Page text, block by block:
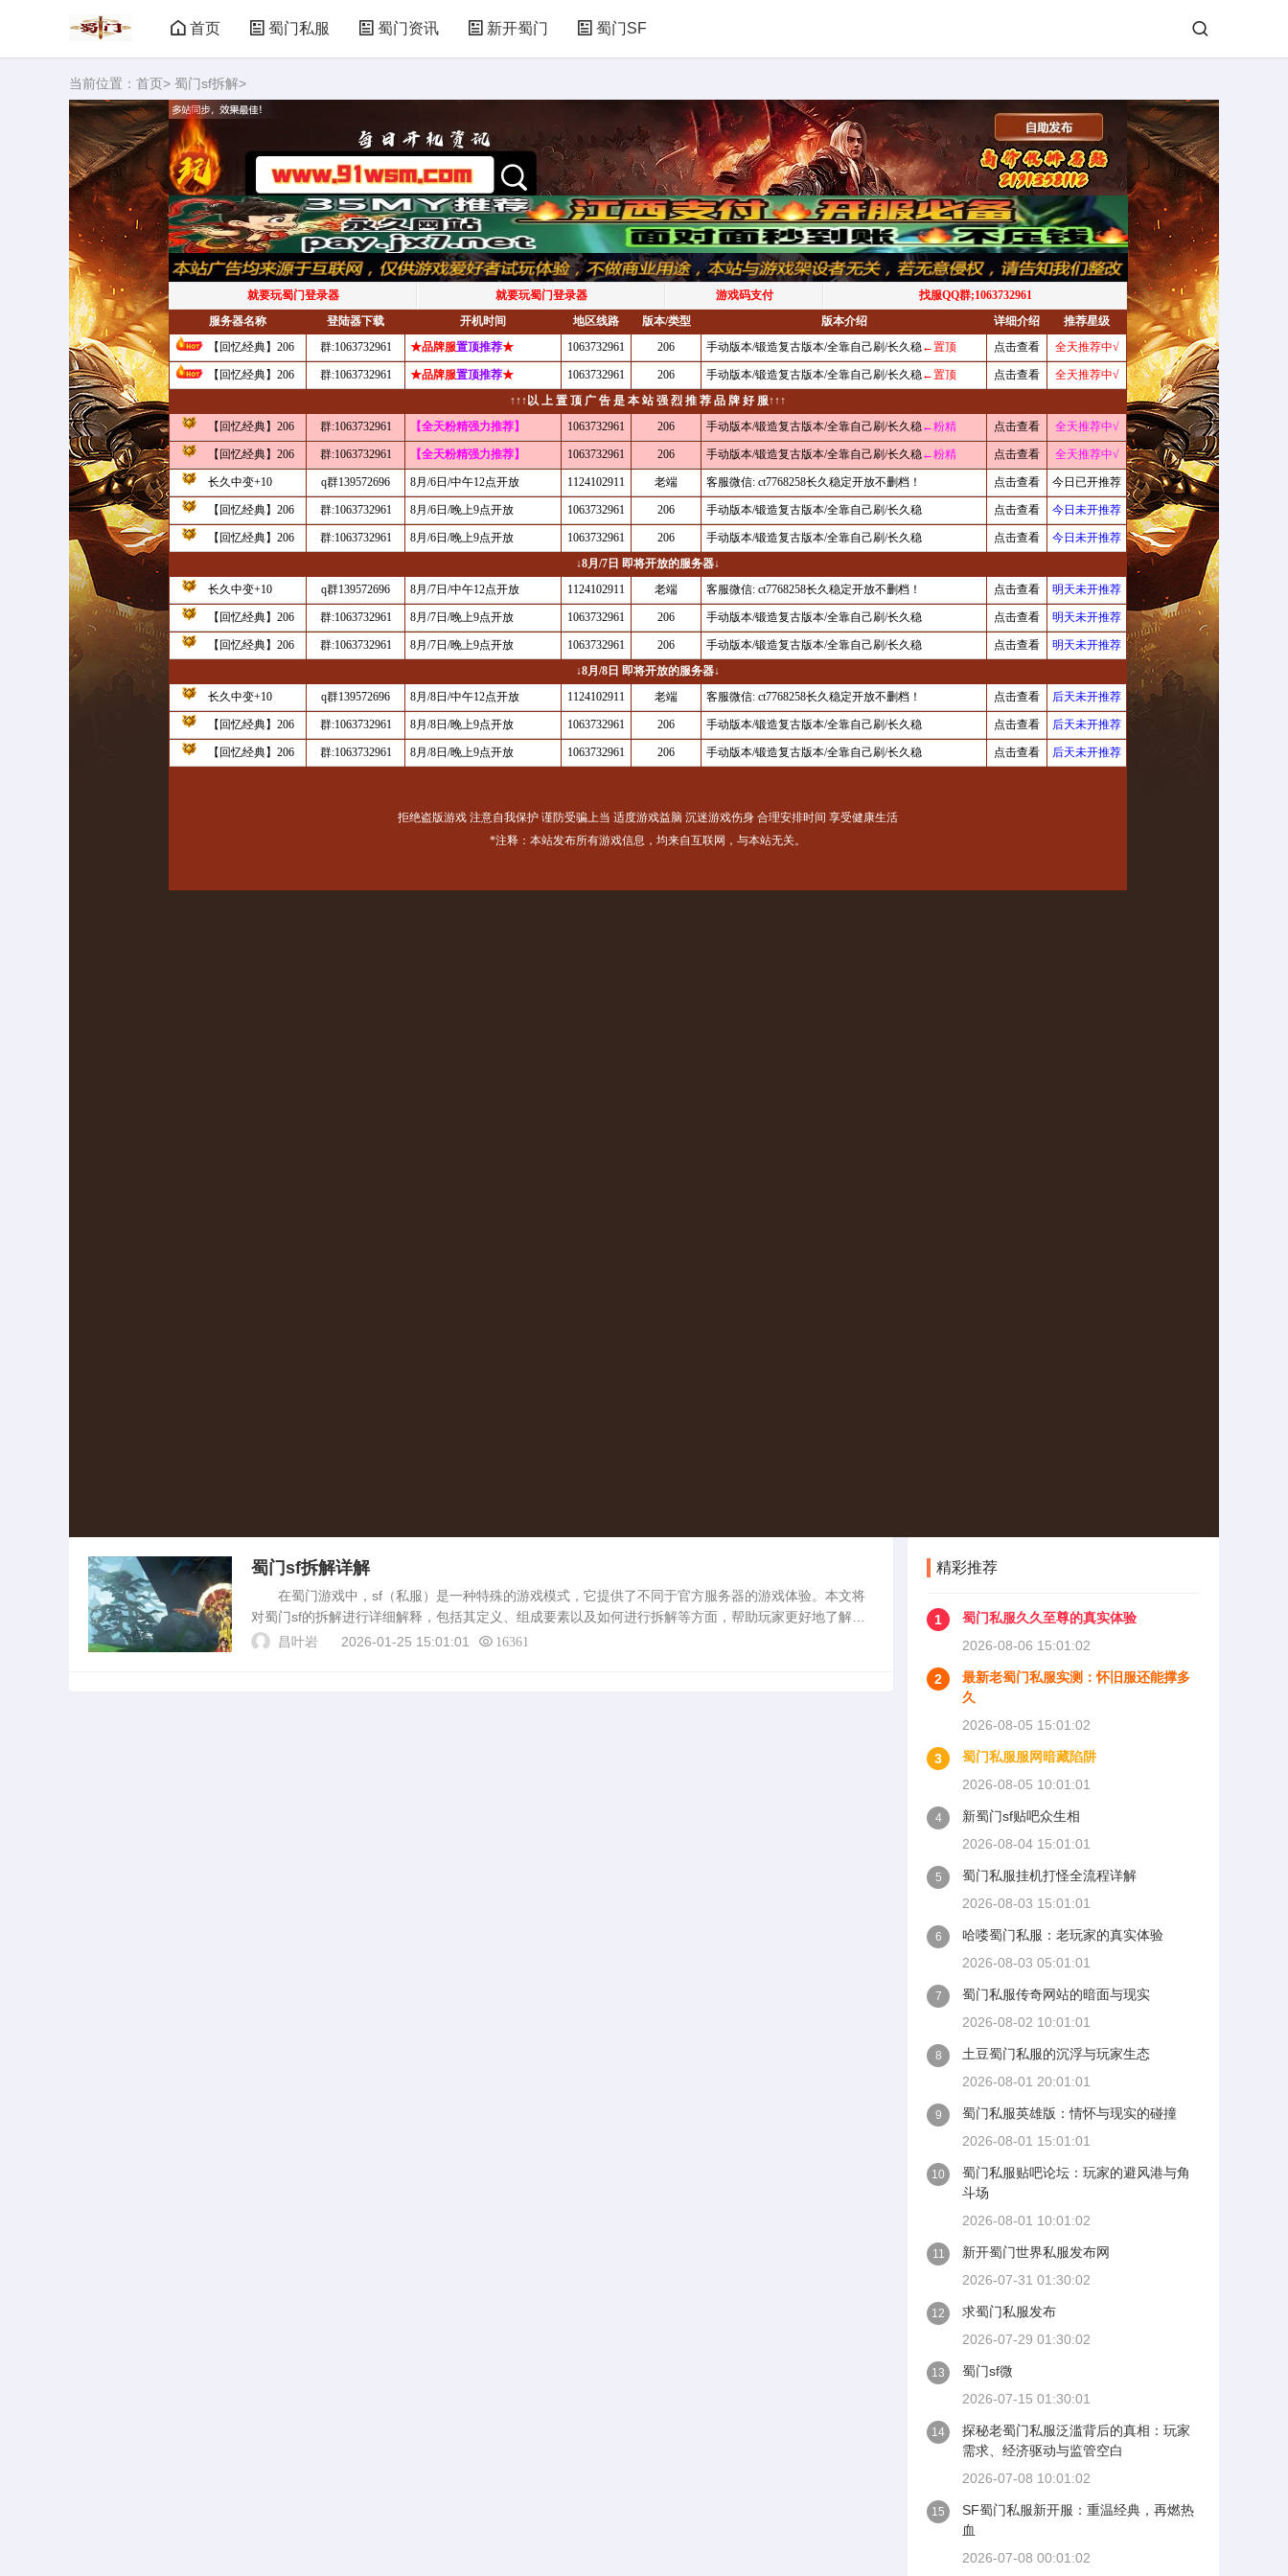
首页 蜀门私服 蜀门资讯 新开蜀门 蜀门SF
当前位置： 首页> 蜀门sf拆解>
蜀门sf拆解详解
在蜀门游戏中，sf（私服）是一种特殊的游戏模式，它提供了不同于官方服务器的游戏体验。本文将
对蜀门sf的拆解进行详细解释，包括其定义、组成要素以及如何进行拆解等方面，帮助玩家更好地了解蜀
门sf的运作机制。蜀门sf的定义蜀门sf，即蜀门私服，是指独立于官方服务器之外的蜀门游戏服务器。这些
昌叶岩 2026-01-25 15:01:01 16361
精彩推荐
1
蜀门私服久久至尊的真实体验
2026-08-06 15:01:02
2
最新老蜀门私服实测：怀旧服还能撑多
久
2026-08-05 15:01:02
3
蜀门私服服网暗藏陷阱
2026-08-05 10:01:01
4
新蜀门sf贴吧众生相
2026-08-04 15:01:01
5
蜀门私服挂机打怪全流程详解
2026-08-03 15:01:01
6
哈喽蜀门私服：老玩家的真实体验
2026-08-03 05:01:01
7
蜀门私服传奇网站的暗面与现实
2026-08-02 10:01:01
8
土豆蜀门私服的沉浮与玩家生态
2026-08-01 20:01:01
9
蜀门私服英雄版：情怀与现实的碰撞
2026-08-01 15:01:01
10
蜀门私服贴吧论坛：玩家的避风港与角
斗场
2026-08-01 10:01:02
11
新开蜀门世界私服发布网
2026-07-31 01:30:02
12
求蜀门私服发布
2026-07-29 01:30:02
13
蜀门sf微
2026-07-15 01:30:01
14
探秘老蜀门私服泛滥背后的真相：玩家
需求、经济驱动与监管空白
2026-07-08 10:01:02
15
SF蜀门私服新开服：重温经典，再燃热
血
2026-07-08 00:01:02